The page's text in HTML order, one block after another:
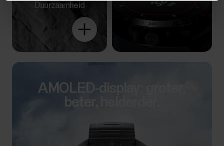
Duurzaamheid
AMOLED-display: groter,
beter, helderder.